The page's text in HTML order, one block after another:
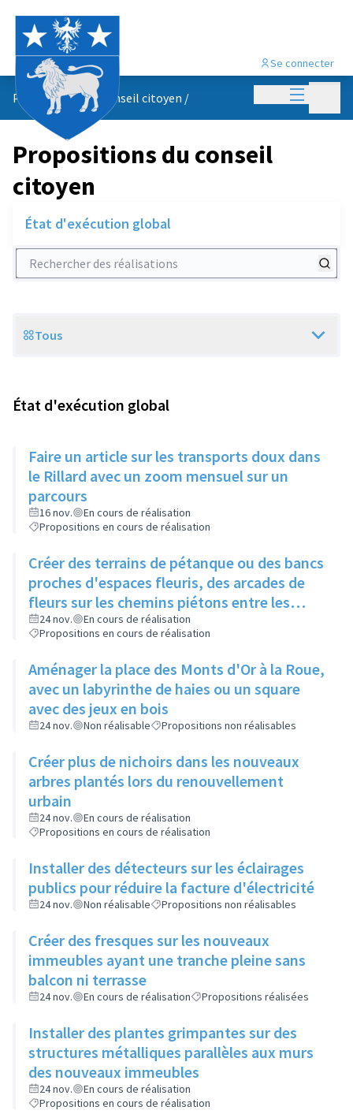
Menu
Se connecter
Propositions du conseil citoyen /
Propositions du conseil
citoyen
État d'exécution global
Rechercher des réalisations
Scope
Tous
État d'exécution global
Faire un article sur les transports doux dans
le Rillard avec un zoom mensuel sur un
parcours
16 nov.
En cours de réalisation
Propositions en cours de réalisation
Créer des terrains de pétanque ou des bancs
proches d'espaces fleuris, des arcades de
fleurs sur les chemins piétons entre les
immeubles
24 nov.
En cours de réalisation
Propositions en cours de réalisation
Aménager la place des Monts d'Or à la Roue,
avec un labyrinthe de haies ou un square
avec des jeux en bois
24 nov. Non réalisable Propositions non réalisables
Créer plus de nichoirs dans les nouveaux
arbres plantés lors du renouvellement
urbain
24 nov.
En cours de réalisation
Propositions en cours de réalisation
Installer des détecteurs sur les éclairages
publics pour réduire la facture d'électricité
24 nov. Non réalisable Propositions non réalisables
Créer des fresques sur les nouveaux
immeubles ayant une tranche pleine sans
balcon ni terrasse
24 nov. En cours de réalisation Propositions réalisées
Installer des plantes grimpantes sur des
structures métalliques parallèles aux murs
des nouveaux immeubles
24 nov.
En cours de réalisation
Propositions en cours de réalisation